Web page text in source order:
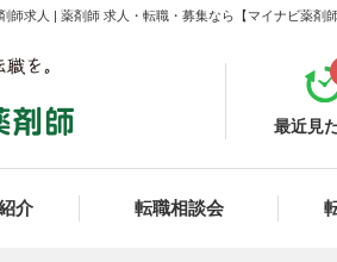
求人 | 薬剤師 求人・転職・募集なら【マイナビ薬剤師
最近見
介 転職相談会